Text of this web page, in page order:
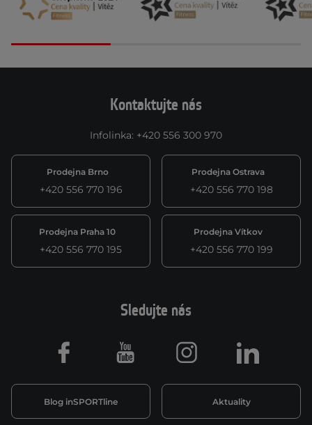
Kontaktujte nás
Infolinka: +420 556 300 970
Prodejna Brno
+420 556 770 196
Prodejna Ostrava
+420 556 770 198
Prodejna Praha 10
+420 556 770 195
Prodejna Vítkov
+420 556 770 199
Sledujte nás
Blog inSPORTline Aktuality
Facebook Youtube Instagram LinkedIn